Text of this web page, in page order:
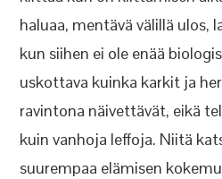
haluaa, mentävä välillä ulos,
kun siihen ei ole enää
uskottava kuinka karkit ja
ravintona näivettävät, eikä
kuin vanhoja leffoja. Niitä
suurempaa elämisen